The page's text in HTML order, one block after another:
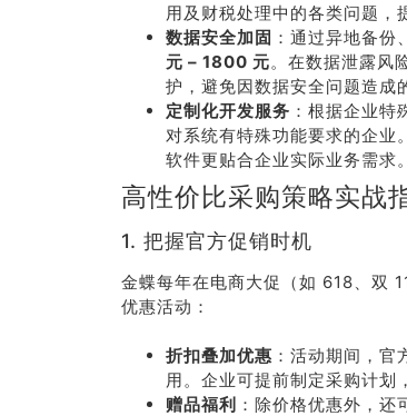
用及财税处理中的各类问题，
数据安全加固 ：通过异地备
元 – 1800 元。在数据泄露风
护，避免因数据安全问题造成
定制化开发服务 ：根据企业
对系统有特殊功能要求的企业
软件更贴合企业实际业务需求。
高性价比采购策略实战
1. 把握官方促销时机
金蝶每年在电商大促（如 618、双
优惠活动：
折扣叠加优惠 ：活动期间，
用。企业可提前制定采购计划
赠品福利 ：除价格优惠外，